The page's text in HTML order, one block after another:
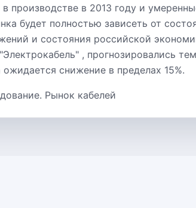
производстве в 2013 году и
будет полностью зависеть от
и состояния российской
, прогнозировались
снижение в пределах 15%.
Рынок кабелей